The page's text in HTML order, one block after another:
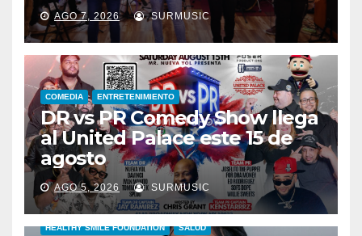
AGO 7, 2026 SURMUSIC
COMEDIA ENTRETENIMIENTO
DR vs PR Comedy Show llega
al United Palace este 15 de
agosto
AGO 5, 2026 SURMUSIC
HEALTHY SMILE FOUNDATION SALUD